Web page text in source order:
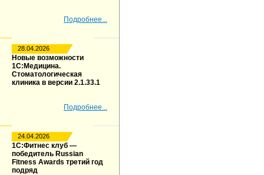
Подробнее...
28.04.2026
Новые возможности
1С:Медицина.
Стоматологическая
клиника в версии 2.1.33.1
Подробнее...
24.04.2026
1С:Фитнес клуб —
победитель Russian
Fitness Awards третий год
подряд